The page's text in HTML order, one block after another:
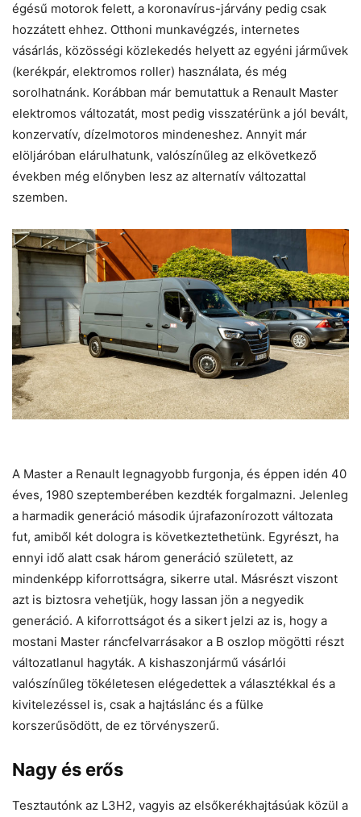
égésű motorok felett, a koronavírus-járvány pedig csak
hozzátett ehhez. Otthoni munkavégzés, internetes
vásárlás, közösségi közlekedés helyett az egyéni járművek
(kerékpár, elektromos roller) használata, és még
sorolhatnánk. Korábban már bemutattuk a Renault Master
elektromos változatát, most pedig visszatérünk a jól bevált,
konzervatív, dízelmotoros mindeneshez. Annyit már
elöljáróban elárulhatunk, valószínűleg az elkövetkező
években még előnyben lesz az alternatív változattal
szemben.
A Master a Renault legnagyobb furgonja, és éppen idén 40
éves, 1980 szeptemberében kezdték forgalmazni. Jelenleg
a harmadik generáció második újrafazonírozott változata
fut, amiből két dologra is következtethetünk. Egyrészt, ha
ennyi idő alatt csak három generáció született, az
mindenképp kiforrottságra, sikerre utal. Másrészt viszont
azt is biztosra vehetjük, hogy lassan jön a negyedik
generáció. A kiforrottságot és a sikert jelzi az is, hogy a
mostani Master ráncfelvarrásakor a B oszlop mögötti részt
változatlanul hagyták. A kishaszonjármű vásárlói
valószínűleg tökéletesen elégedettek a választékkal és a
kivitelezéssel is, csak a hajtáslánc és a fülke
korszerűsödött, de ez törvényszerű.
Nagy és erős
Tesztautónk az L3H2, vagyis az elsőkerékhajtásúak közül a